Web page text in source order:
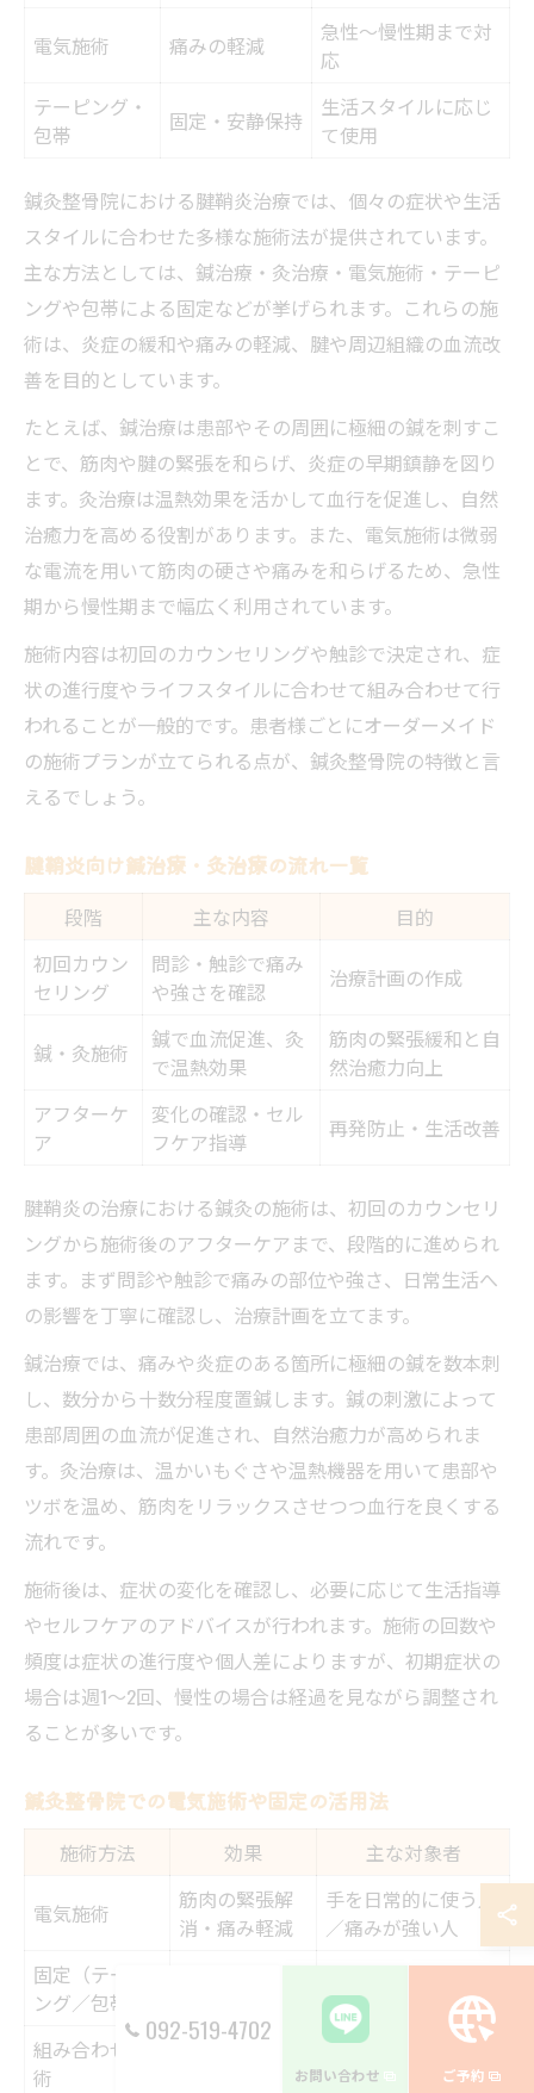
電気施術 痛みの軽減
急性〜慢性期まで対
応
テーピング・
包帯
固定・安静保持
生活スタイルに応じ
て使用
鍼灸整骨院における腱鞘炎治療では、個々の症状や生活
スタイルに合わせた多様な施術法が提供されています。
主な方法としては、鍼治療・灸治療・電気施術・テーピ
ングや包帯による固定などが挙げられます。これらの施
術は、炎症の緩和や痛みの軽減、腱や周辺組織の血流改
善を目的としています。
たとえば、鍼治療は患部やその周囲に極細の鍼を刺すこ
とで、筋肉や腱の緊張を和らげ、炎症の早期鎮静を図り
ます。灸治療は温熱効果を活かして血行を促進し、自然
治癒力を高める役割があります。また、電気施術は微弱
な電流を用いて筋肉の硬さや痛みを和らげるため、急性
期から慢性期まで幅広く利用されています。
施術内容は初回のカウンセリングや触診で決定され、症
状の進行度やライフスタイルに合わせて組み合わせて行
われることが一般的です。患者様ごとにオーダーメイド
の施術プランが立てられる点が、鍼灸整骨院の特徴と言
えるでしょう。
腱鞘炎向け鍼治療・灸治療の流れ一覧
段階 主な内容
目的
初回カウン
セリング
問診・触診で痛み
や強さを確認
治療計画の作成
鍼・灸施術
鍼で血流促進、灸
で温熱効果
筋肉の緊張緩和と自
然治癒力向上
アフターケ
ア
変化の確認・セル
フケア指導
再発防止・生活改善
腱鞘炎の治療における鍼灸の施術は、初回のカウンセリ
ングから施術後のアフターケアまで、段階的に進められ
ます。まず問診や触診で痛みの部位や強さ、日常生活へ
の影響を丁寧に確認し、治療計画を立てます。
鍼治療では、痛みや炎症のある箇所に極細の鍼を数本刺
し、数分から十数分程度置鍼します。鍼の刺激によって
患部周囲の血流が促進され、自然治癒力が高められま
す。灸治療は、温かいもぐさや温熱機器を用いて患部や
ツボを温め、筋肉をリラックスさせつつ血行を良くする
流れです。
施術後は、症状の変化を確認し、必要に応じて生活指導
やセルフケアのアドバイスが行われます。施術の回数や
頻度は症状の進行度や個人差によりますが、初期症状の
場合は週1～2回、慢性の場合は経過を見ながら調整され
ることが多いです。
鍼灸整骨院での電気施術や固定の活用法
施術方法 効果 主な対象者
電気施術
筋肉の緊張解
消・痛み軽減
手を日常的に使う人
／痛みが強い人
固定（テーピ
ング／包帯）
手を使う機会が多い
人
組み合わせ施
術
相乗効果・再
症状や生活背景に合
わせて選択
092-519-4702
お問い合わせ ご予約